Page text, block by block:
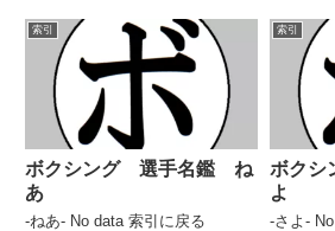
索引
ボクシング 選手名鑑 ね
あ
-ねあ- No data 索引に戻る
索引
ボク
よ
-さよ-